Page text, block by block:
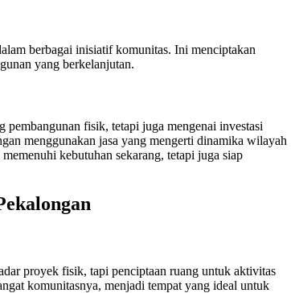
berbagai inisiatif komunitas. Ini menciptakan
yang berkelanjutan.
fisik, tetapi juga mengenai investasi
menggunakan jasa yang mengerti dinamika wilayah
kebutuhan sekarang, tetapi juga siap
proyek fisik, tapi penciptaan ruang untuk aktivitas
komunitasnya, menjadi tempat yang ideal untuk